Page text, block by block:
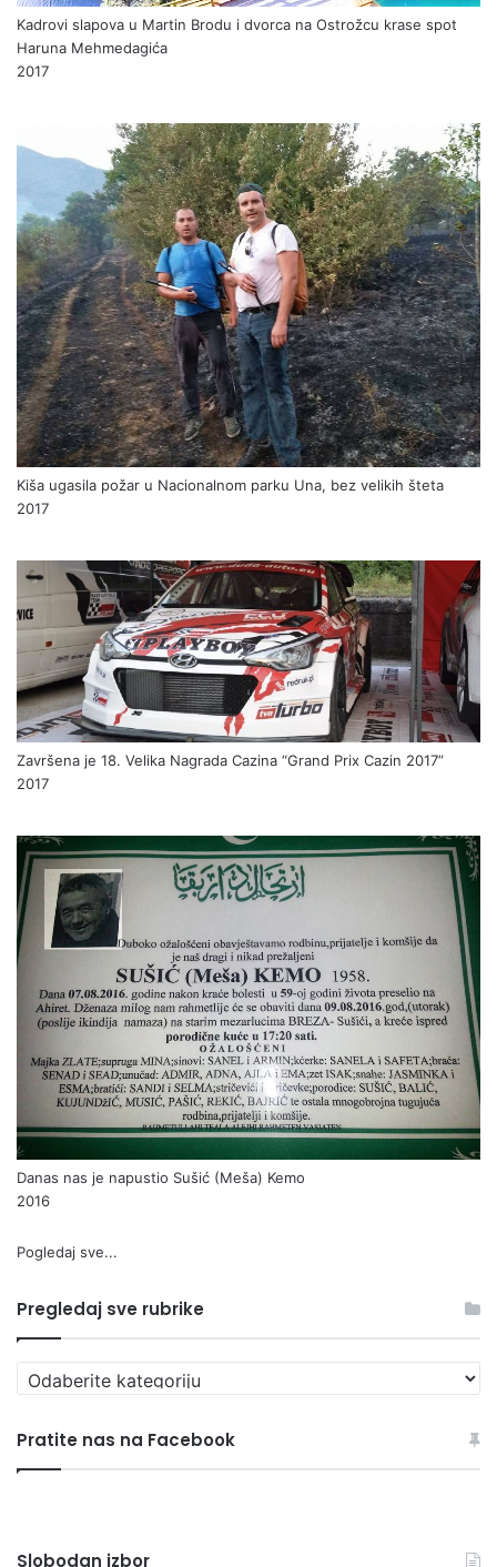
Kadrovi slapova u Martin Brodu i dvorca na Ostrožcu krase spot
Haruna Mehmedagića
2017
Kiša ugasila požar u Nacionalnom parku Una, bez velikih šteta
2017
Završena je 18. Velika Nagrada Cazina “Grand Prix Cazin 2017”
2017
Danas nas je napustio Sušić (Meša) Kemo
2016
Pogledaj sve...
Pregledaj sve rubrike
Pregledaj
sve
Pratite nas na Facebook
Slobodan izbor